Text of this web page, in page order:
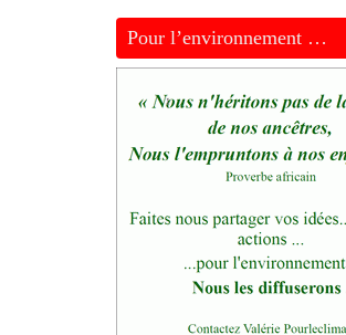
Pour l’environnement …